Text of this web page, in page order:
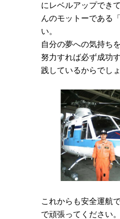
にレベルアップでき
んのモットーである
い。
自分の夢への気持ち
努力すれば必ず成功
践しているからでしょ
これからも安全運航
で頑張ってください。